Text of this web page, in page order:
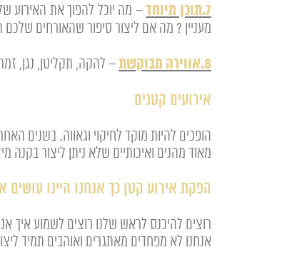
7.תוכן מיוחד
– מה יוכל להפוך את האירוע
מעניין ? מה אם ליצור סיפור שהאורחים שלכם
8.אווירה מבוקשת – להקה, תקליטן, נגן,
אירועים קטנים
הופכים להיות מוקד לחיקוי וגאווה. בשנים
מאוד מהנים ואיכותיים שלא ניתן ליצור בקנה
הפקת אירוע קטן כך אנחנו היינו עושים
רוצים להיכנס לראש שלנו רוצים לשמוע איך
אנחנו לא מפחדים מאתגרים ואוהבים תמיד